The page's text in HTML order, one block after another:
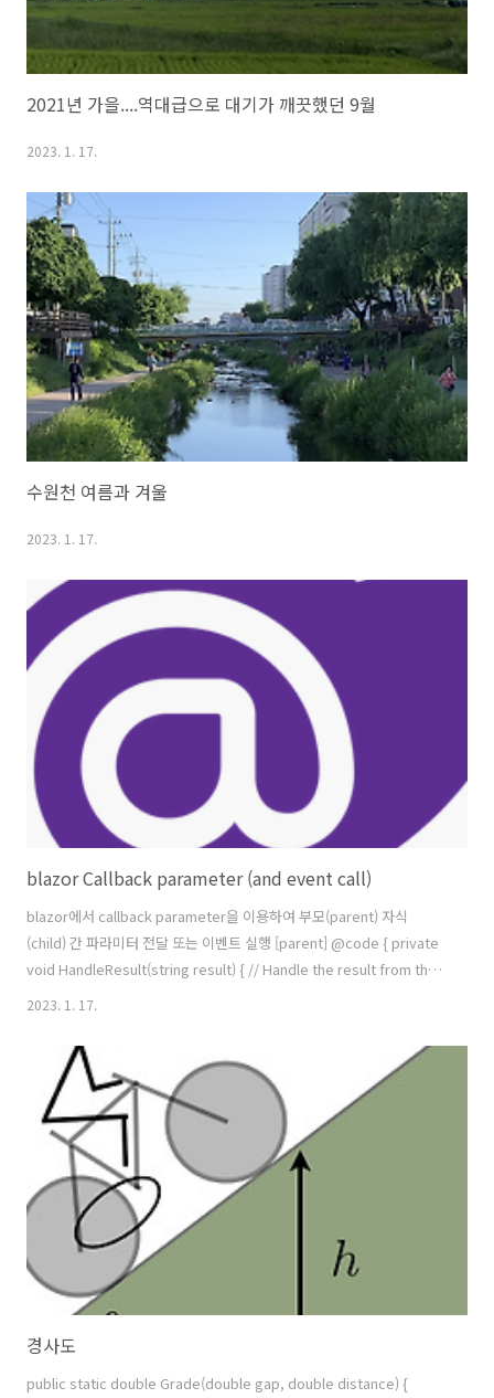
2021년 가을....역대급으로 대기가 깨끗했던 9월
2023. 1. 17.
수원천 여름과 겨울
2023. 1. 17.
blazor Callback parameter (and event call)
blazor에서 callback parameter을 이용하여 부모(parent) 자식
(child) 간 파라미터 전달 또는 이벤트 실행 [parent] @code { private
void HandleResult(string result) { // Handle the result from the
component Console.WriteLine(result); } }​ [child] Do Work
private void DoWork() { // Do some work var result = "Work
completed"; // Raise the callback event and pass the..
2023. 1. 17.
경사도
public static double Grade(double gap, double distance) {